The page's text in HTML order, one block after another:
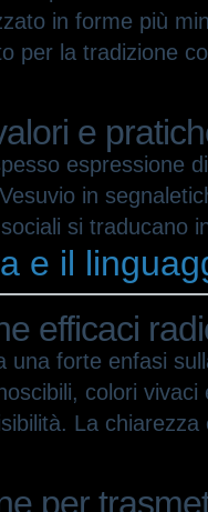
in forme più
per la tradizione
e
espressione
in
si traducano
e il
efficaci
forte enfasi
colori
La
per